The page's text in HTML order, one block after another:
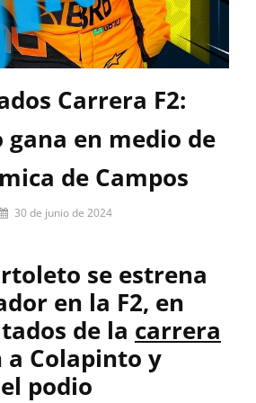
Carrera F2:
en medio de
de Campos
30 de junio de 2024
se estrena
en la F2, en
de la carrera
a Colapinto y
podio